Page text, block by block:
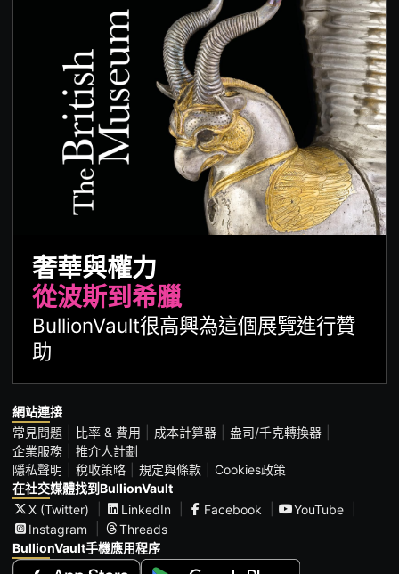
奢華與權力
從波斯到希臘
BullionVault很高興為這個展覽進行贊
助
網站連接
常見問題
比率 & 費用 成本計算器
盎司/千克轉換器
企業服務
推介人計劃
隱私聲明
稅收策略 規定與條款
Cookies政策
在社交媒體找到BullionVault
X (Twitter)
LinkedIn Facebook
YouTube
Instagram
Threads
BullionVault手機應用程序